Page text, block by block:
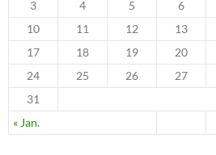
« Jan.
3
4 5 6
10
11 12 13
17
18 19 20
24
25 26 27
31